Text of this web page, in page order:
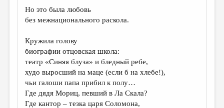
РЕДКОЛЛЕГИЯ
МАЛАЯ ПРОЗА
ЭССЕИСТИКА
ЛИТЕРАТУРОВЕДЕНИЕ
КУЛЬТУРОВЕДЕНИЕ
Но это была любовь
без межнационального раскола.
Кружила голову
биографии отцовская школа:
театр «Синяя блуза» и бледный ребе,
худо выросший на маце (если б на хлебе!),
чьи галоши папа прибил к полу…
Где дядя Мориц, певший в Ла Скала?
Где кантор – тезка царя Соломона,